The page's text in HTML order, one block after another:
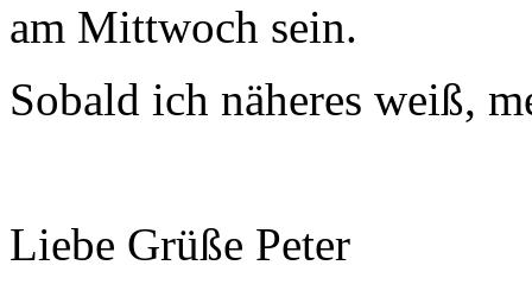
am Mittwoch sein.
Sobald ich näheres weiß,
Liebe Grüße Peter